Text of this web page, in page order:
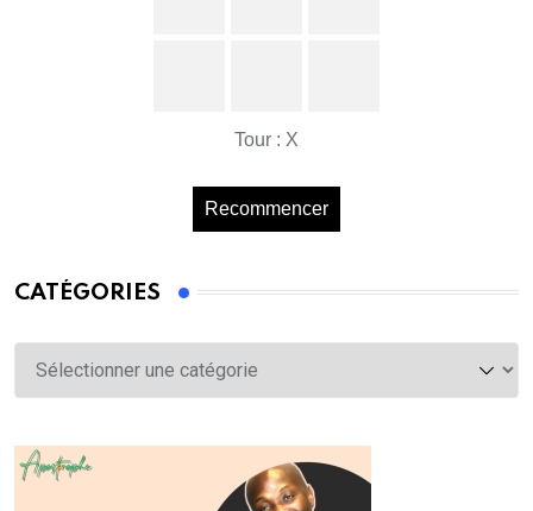
Tour : X
Recommencer
CATÉGORIES